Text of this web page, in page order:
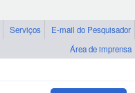
Serviços
E-mail do Pesquisador
Área de imprensa